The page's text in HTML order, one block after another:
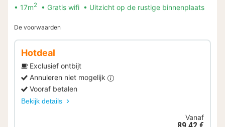
17m2 Gratis wifi Uitzicht op de rustige binnenplaats
De voorwaarden
Hotdeal
Exclusief ontbijt
Annuleren niet mogelijk
Vooraf betalen
Bekijk details
Vanaf